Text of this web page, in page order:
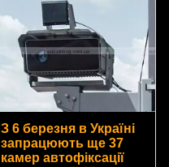
З 6 березня в Україні
запрацюють ще 37
камер автофіксації